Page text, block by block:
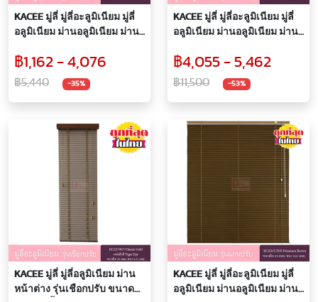
KACEE มู่ลี่ มู่ลี่อะลูมิเนียม มู่ลี่
อลูมิเนียม ม่านอลูมิเนียม ม่าน
25 มม. สีฟ้าพรีเมียม
KC25/CT03 Premium Blue
หนา 0.21 มม.
฿1,162 - 4,076
฿5,440 -35%
KACEE มู่ลี่ มู่ลี่อะลูมิเนียม มู่ลี่
อลูมิเนียม ม่านอลูมิเนียม ม่าน
25 มม. สีน้ำตาล KC25/409
Golden Brown หนา 0.21 มม.
฿4,055 - 5,462
฿11,500 -53%
KACEE มู่ลี่ มู่ลี่อลูมิเนียม ม่าน
หน้าต่าง รุ่นเชือกปรับ ขนาด
KACEE มู่ลี่ มู่ลี่อะลูมิเนียม มู่ลี่
อลูมิเนียม ม่านอลูมิเนียม ม่าน